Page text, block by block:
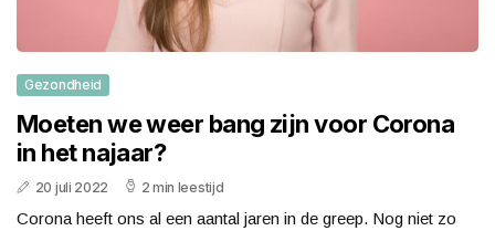
Gezondheid
Moeten we weer bang zijn voor Corona
in het najaar?
20 juli 2022 2 min leestijd
Corona heeft ons al een aantal jaren in de greep. Nog niet zo